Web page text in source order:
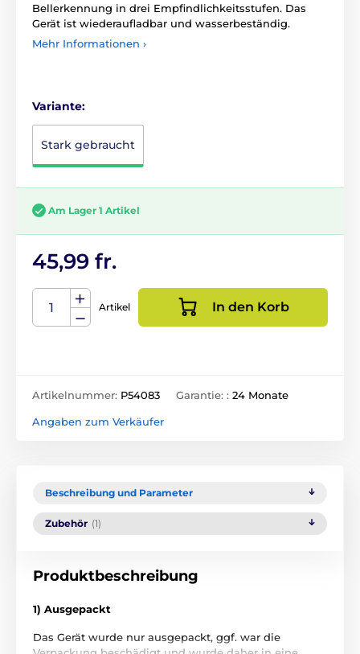
Bellerkennung in drei Empfindlichkeitsstufen. Das
Gerät ist wiederaufladbar und wasserbeständig.
Mehr Informationen ›
Variante:
Stark gebraucht
Am Lager 1 Artikel
45,99 fr.
Artikel In den Korb
Artikelnummer: P54083 Garantie: : 24 Monate
Angaben zum Verkäufer
Beschreibung und Parameter
Zubehör (1)
Produktbeschreibung
1) Ausgepackt
Das Gerät wurde nur ausgepackt, ggf. war die